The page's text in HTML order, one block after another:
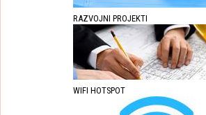
RAZVOJNI PROJEKTI
WIFI HOTSPOT